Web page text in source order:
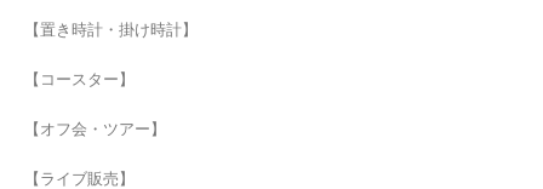
【置き時計・掛け時計】
【コースター】
【オフ会・ツアー】
【ライブ販売】